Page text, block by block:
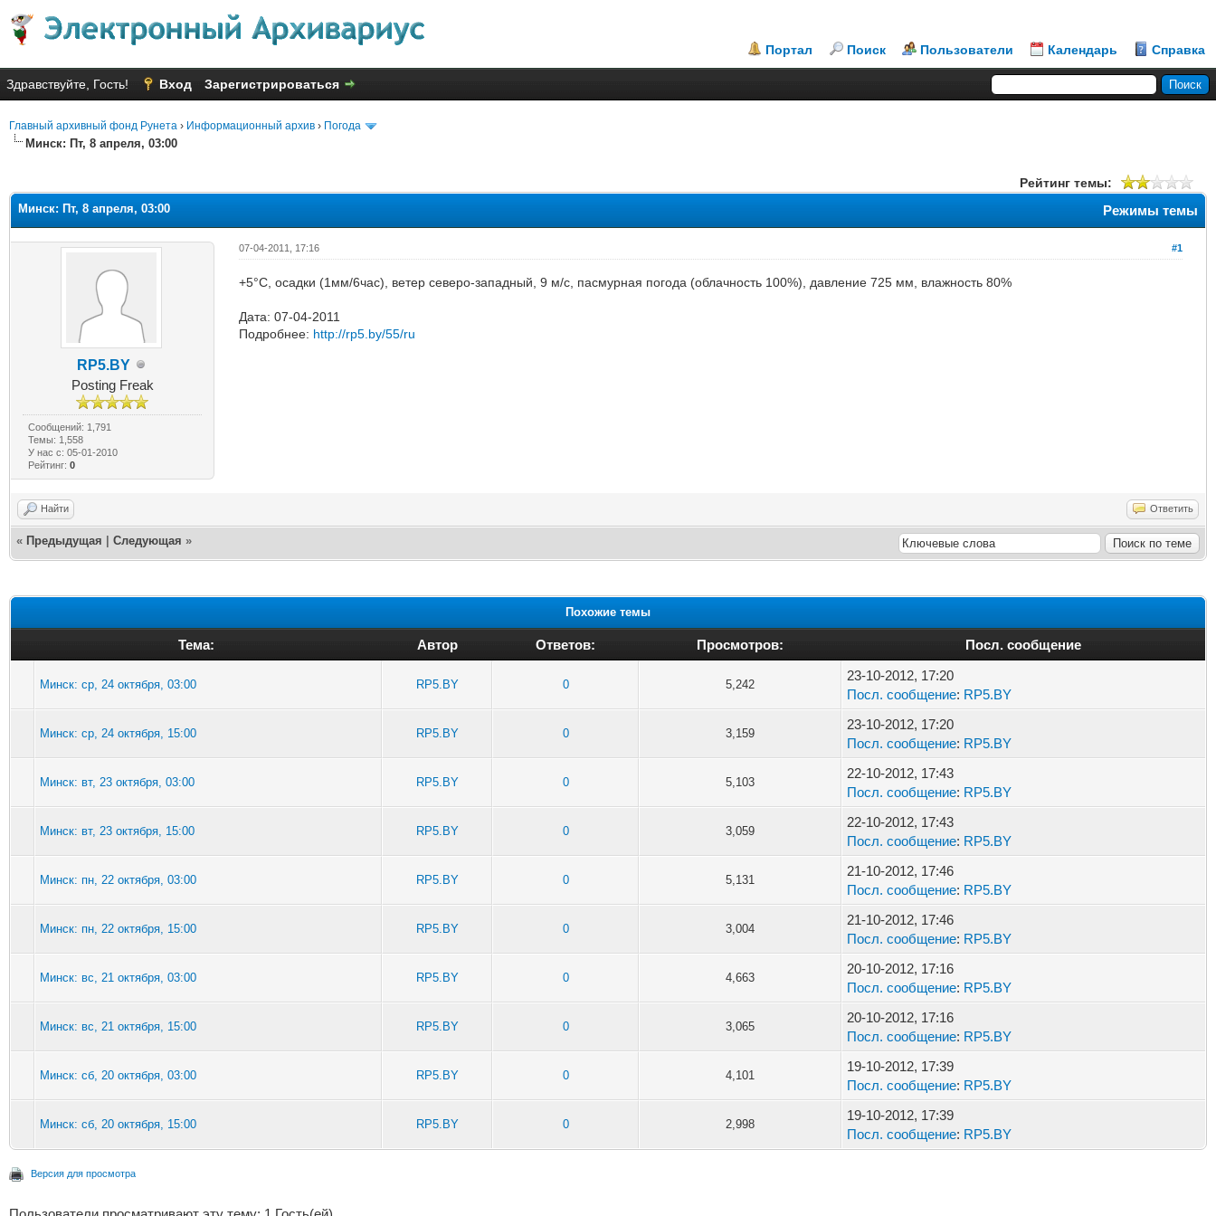
Портал Поиск Пользователи Календарь Справка
Здравствуйте, Гость! Вход Зарегистрироваться
Главный архивный фонд Рунета › Информационный архив › Погода
Минск: Пт, 8 апреля, 03:00
Рейтинг темы:
Режимы темы
Минск: Пт, 8 апреля, 03:00
RP5.BY
Posting Freak
Сообщений: 1,791
Темы: 1,558
У нас с: 05-01-2010
Рейтинг:0
#1
07-04-2011, 17:16
+5°C, осадки (1мм/6час), ветер северо-западный, 9 м/с, пасмурная погода (облачность 100%), давление 725 мм, влажность 80%
Дата: 07-04-2011
Подробнее: http://rp5.by/55/ru
Найти Ответить
« Предыдущая Следующая »
Похожие темы
Тема: Автор Ответов: Просмотров: Посл. сообщение
Минск: ср, 24 октября, 03:00 RP5.BY 0 5,242
23-10-2012, 17:20
Посл. сообщение: RP5.BY
Минск: ср, 24 октября, 15:00 RP5.BY 0 3,159
23-10-2012, 17:20
Посл. сообщение: RP5.BY
Минск: вт, 23 октября, 03:00 RP5.BY 0 5,103
22-10-2012, 17:43
Посл. сообщение: RP5.BY
Минск: вт, 23 октября, 15:00 RP5.BY 0 3,059
22-10-2012, 17:43
Посл. сообщение: RP5.BY
Минск: пн, 22 октября, 03:00 RP5.BY 0 5,131
21-10-2012, 17:46
Посл. сообщение: RP5.BY
Минск: пн, 22 октября, 15:00 RP5.BY 0 3,004
21-10-2012, 17:46
Посл. сообщение: RP5.BY
Минск: вс, 21 октября, 03:00 RP5.BY 0 4,663
20-10-2012, 17:16
Посл. сообщение: RP5.BY
Минск: вс, 21 октября, 15:00 RP5.BY 0 3,065
20-10-2012, 17:16
Посл. сообщение: RP5.BY
Минск: сб, 20 октября, 03:00 RP5.BY 0 4,101
19-10-2012, 17:39
Посл. сообщение: RP5.BY
Минск: сб, 20 октября, 15:00 RP5.BY 0 2,998
19-10-2012, 17:39
Посл. сообщение: RP5.BY
Версия для просмотра